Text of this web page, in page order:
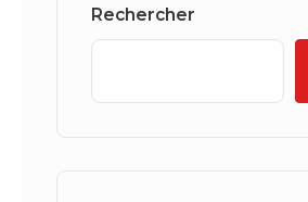
Widget
Rechercher